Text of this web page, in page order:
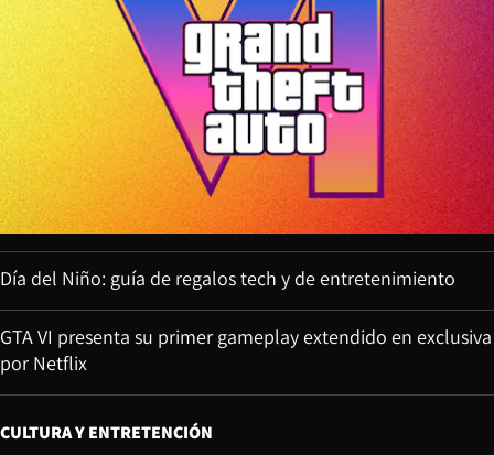
Día del Niño: guía de regalos tech y de entretenimiento
GTA VI presenta su primer gameplay extendido en exclusiva
por Netflix
CULTURA Y ENTRETENCIÓN